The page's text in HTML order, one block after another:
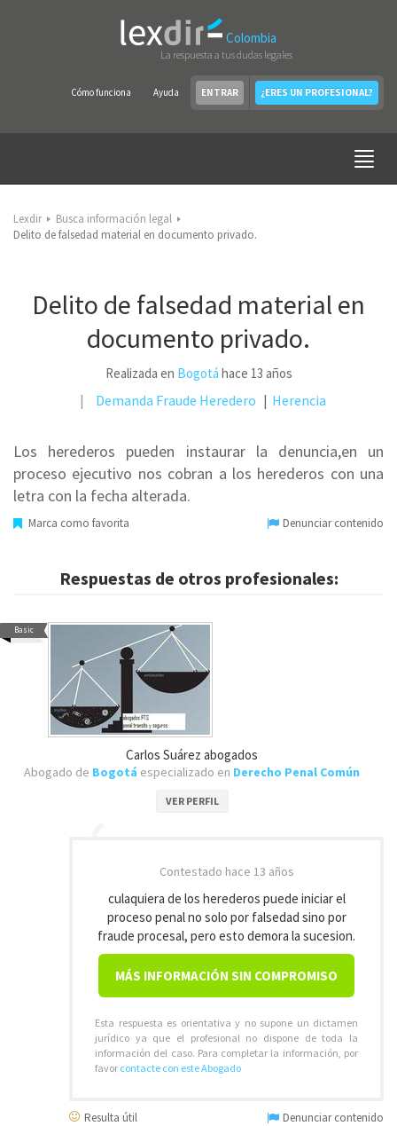
Colombia
La respuesta a tus dudas legales
Cómo funciona Ayuda ENTRAR ¿ERES UN PROFESIONAL?
Lexdir
Busca información legal
Delito de falsedad material en documento privado.
Delito de falsedad material en
documento privado.
Realizada en Bogotá hace 13 años
Demanda Fraude Heredero Herencia
Los herederos pueden instaurar la denuncia,en un
proceso ejecutivo nos cobran a los herederos con una
letra con la fecha alterada.
Marca como favorita Denunciar contenido
Respuestas de otros profesionales:
Basic
Carlos Suárez abogados
Abogado de Bogotá especializado en Derecho Penal Común
VER PERFIL
Contestado hace 13 años
culaquiera de los herederos puede iniciar el
proceso penal no solo por falsedad sino por
fraude procesal, pero esto demora la sucesion.
MÁS INFORMACIÓN SIN COMPROMISO
Esta respuesta es orientativa y no supone un dictamen
jurídico ya que el profesional no dispone de toda la
información del caso. Para completar la información, por
favor contacte con este Abogado
Resulta útil Denunciar contenido